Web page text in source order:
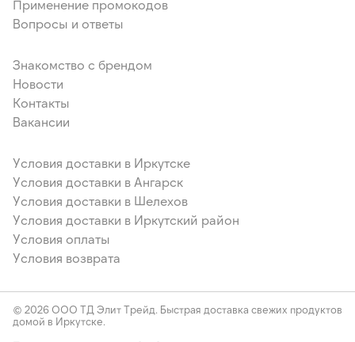
Применение промокодов
Вопросы и ответы
Знакомство с брендом
Новости
Контакты
Вакансии
Условия доставки в Иркутске
Условия доставки в Ангарск
Условия доставки в Шелехов
Условия доставки в Иркутский район
Условия оплаты
Условия возврата
© 2026 ООО ТД Элит Трейд. Быстрая доставка свежих продуктов
домой в Иркутске.